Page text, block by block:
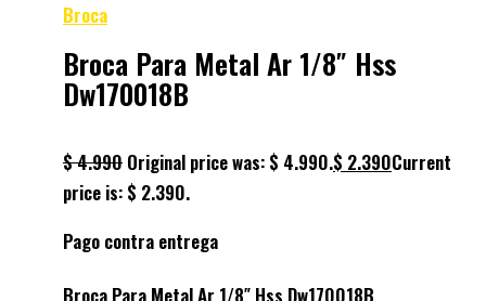
Broca
Broca Para Metal Ar 1/8″ Hss
Dw170018B
$4.990 Original price was: $ 4.990.$ 2.390Current
price is: $ 2.390.
Pago contra entrega
Broca Para Metal Ar 1/8″ Hss Dw170018B